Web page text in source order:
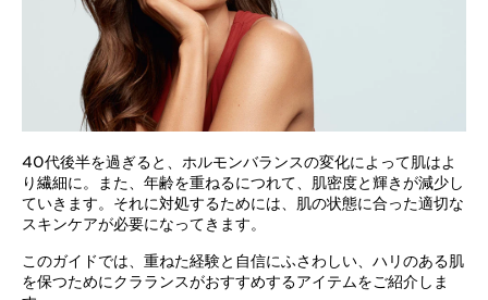
40代後半を過ぎると、ホルモンバランスの変化によって肌はよ
り繊細に。また、年齢を重ねるにつれて、肌密度と輝きが減少し
ていきます。それに対処するためには、肌の状態に合った適切な
スキンケアが必要になってきます。
このガイドでは、重ねた経験と自信にふさわしい、ハリのある肌
を保つためにクラランスがおすすめするアイテムをご紹介しま